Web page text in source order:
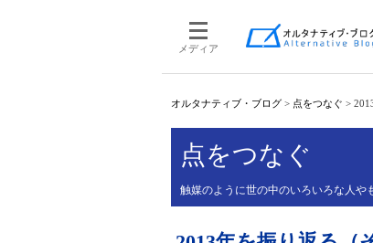
メディア
オルタナティブ・ブログ > 点をつなぐ >
点をつなぐ
触媒のように世の中のいろいろな人や